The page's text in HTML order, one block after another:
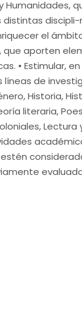
Humanidades,
el
aporten
• Estimular,
líneas de
Historia,
literaria,
Lectura